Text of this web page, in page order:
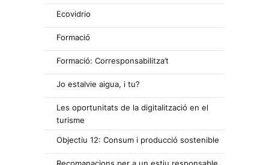
Ecovidrio
Formació
Formació: Corresponsabilitza’t
Jo estalvie aigua, i tu?
Les oportunitats de la digitalització en el
turisme
Objectiu 12: Consum i producció sostenible